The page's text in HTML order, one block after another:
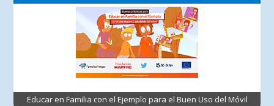
Educar en Familia con el Ejemplo para el Buen Uso del Móvil